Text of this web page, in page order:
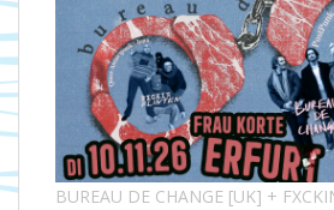
BUREAU DE CHANGE [UK] +